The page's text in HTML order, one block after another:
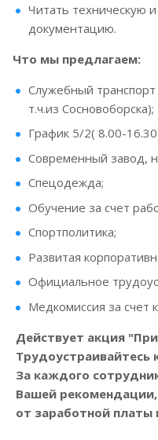
Читать техническую
документацию.
Что мы предлагаем:
Служебный
т.ч.из Сосновоборска);
График 5/2( 8.00-
Современный завод,
Спецодежда;
Обучение за счет
Спортполитика;
Развитая
Официальное
Медкомиссия за счет
Действует акция
Трудоустраивайтесь
За каждого
Вашей
от заработной платы